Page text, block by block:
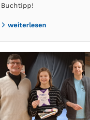
Buchtipp!
weiterlesen